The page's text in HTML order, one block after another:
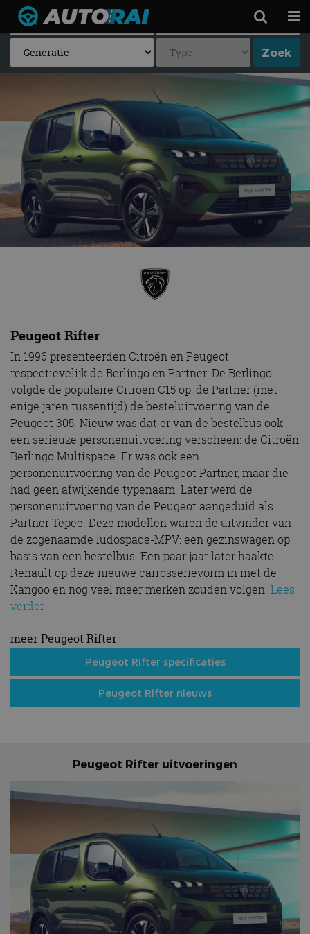
Autonieuws
Podcast
Automerken
Adverteren
Contact
MotorRAI.nl
Peugeot Rifter
In 1996 presenteerden Citroën en Peugeot
respectievelijk de Berlingo en Partner. De Berlingo
volgde de populaire Citroën C15 op, de Partner (met
enige jaren tussentijd) de besteluitvoering van de
Peugeot 305. Nieuw was dat er van de bestelbus ook
een serieuze personenuitvoering verscheen: de Citroën
Berlingo Multispace. Er was ook een
personenuitvoering van de Peugeot Partner, maar die
had geen afwijkende typenaam. Later werd de
personenuitvoering van de Peugeot aangeduid als
Partner Tepee. Deze modellen waren de uitvinder van
de zogenaamde ludospace-MPV: een gezinswagen op
basis van een bestelbus. Een paar jaar later haakte
Renault op deze nieuwe carrosserievorm in met de
Kangoo en nog veel meer merken zouden volgen. Lees
verder
meer Peugeot Rifter
Peugeot Rifter specificaties
Peugeot Rifter nieuws
Peugeot Rifter uitvoeringen